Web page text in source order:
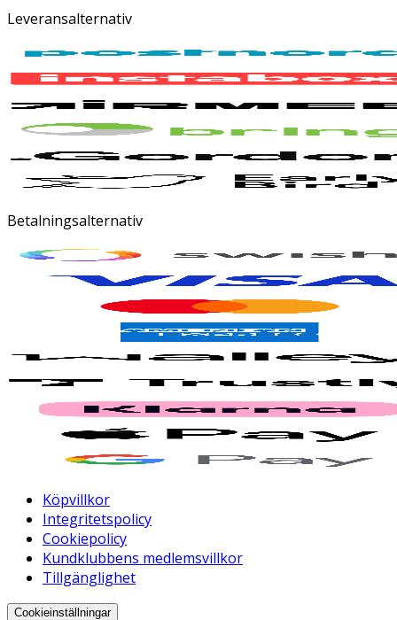
Leveransalternativ
Betalningsalternativ
Köpvillkor
Integritetspolicy
Cookiepolicy
Kundklubbens medlemsvillkor
Tillgänglighet
Cookieinställningar